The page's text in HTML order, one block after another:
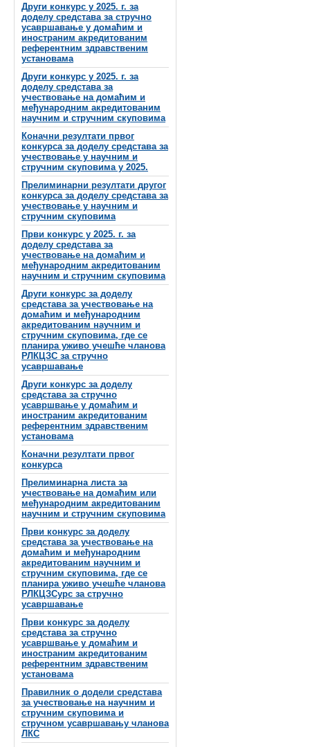
Други конкурс у 2025. г. за
доделу средстава за стручно
усавршавање у домаћим и
иностраним акредитованим
референтним здравственим
установама
Други конкурс у 2025. г. за
доделу средстава за
учествовање на домаћим и
међународним акредитованим
научним и стручним скуповима
Коначни резултати првог
конкурса за доделу средстава за
учествовање у научним и
стручним скуповима у 2025.
Прелиминарни резултати другог
конкурса за доделу средстава за
учествовање у научним и
стручним скуповима
Први конкурс у 2025. г. за
доделу средстава за
учествовање на домаћим и
међународним акредитованим
научним и стручним скуповима
Други конкурс за доделу
средстава за учествовање на
домаћим и међународним
акредитованим научним и
стручним скуповима, где се
планира уживо учешће чланова
РЛКЦЗС за стручно
усавршавање
Други конкурс за доделу
средстава за стручно
усавршвање у домаћим и
иностраним акредитованим
референтним здравственим
установама
Коначни резултати првог
конкурса
Прелиминарна листа за
учествовање на домаћим или
међународним акредитованим
научним и стручним скуповима
Први конкурс за доделу
средстава за учествовање на
домаћим и међународним
акредитованим научним и
стручним скуповима, где се
планира уживо учешће чланова
РЛКЦЗСурс за стручно
усавршавање
Први конкурс за доделу
средстава за стручно
усавршвање у домаћим и
иностраним акредитованим
референтним здравственим
установама
Правилник о додели средстава
за учествовање на научним и
стручним скуповима и
стручном усавршавању чланова
ЛКС